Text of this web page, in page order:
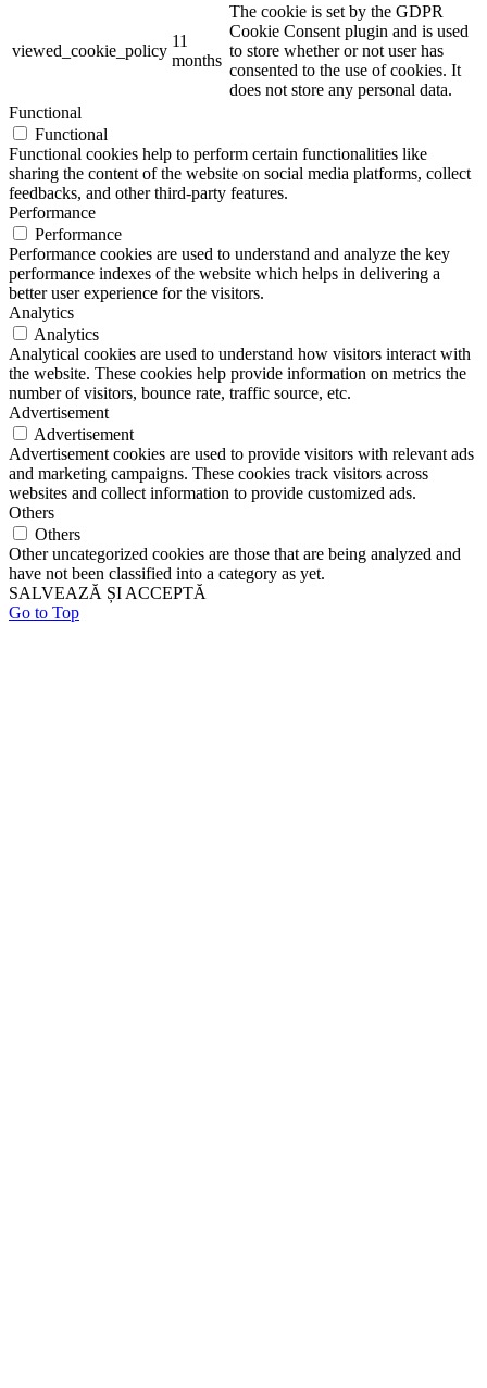
viewed_cookie_policy
11
months
The cookie is set by the GDPR
Cookie Consent plugin and is used
to store whether or not user has
consented to the use of cookies. It
does not store any personal data.
Functional
Functional
Functional cookies help to perform certain functionalities like
sharing the content of the website on social media platforms, collect
feedbacks, and other third-party features.
Performance
Performance
Performance cookies are used to understand and analyze the key
performance indexes of the website which helps in delivering a
better user experience for the visitors.
Analytics
Analytics
Analytical cookies are used to understand how visitors interact with
the website. These cookies help provide information on metrics the
number of visitors, bounce rate, traffic source, etc.
Advertisement
Advertisement
Advertisement cookies are used to provide visitors with relevant ads
and marketing campaigns. These cookies track visitors across
websites and collect information to provide customized ads.
Others
Others
Other uncategorized cookies are those that are being analyzed and
have not been classified into a category as yet.
SALVEAZĂ ȘI ACCEPTĂ
Go to Top